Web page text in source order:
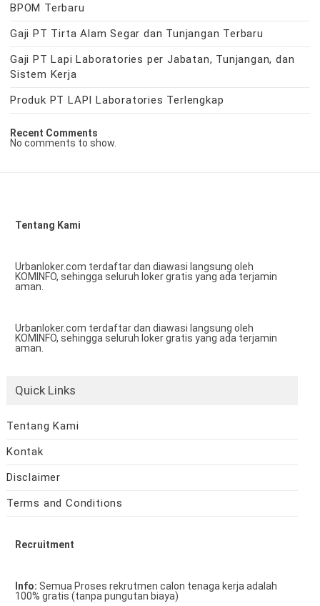
BPOM Terbaru
Gaji PT Tirta Alam Segar dan Tunjangan Terbaru
Gaji PT Lapi Laboratories per Jabatan, Tunjangan, dan
Sistem Kerja
Produk PT LAPI Laboratories Terlengkap
Recent Comments
No comments to show.
Tentang Kami
Urbanloker.com terdaftar dan diawasi langsung oleh
KOMINFO, sehingga seluruh loker gratis yang ada terjamin
aman.
Urbanloker.com terdaftar dan diawasi langsung oleh
KOMINFO, sehingga seluruh loker gratis yang ada terjamin
aman.
Quick Links
Tentang Kami
Kontak
Disclaimer
Terms and Conditions
Recruitment
Info: Semua Proses rekrutmen calon tenaga kerja adalah
100% gratis (tanpa pungutan biaya)